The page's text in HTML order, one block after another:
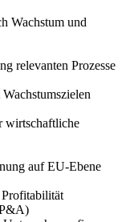
Wachstum und
relevanten Prozesse
wirtschaftliche
auf EU-Ebene
Profitabilität